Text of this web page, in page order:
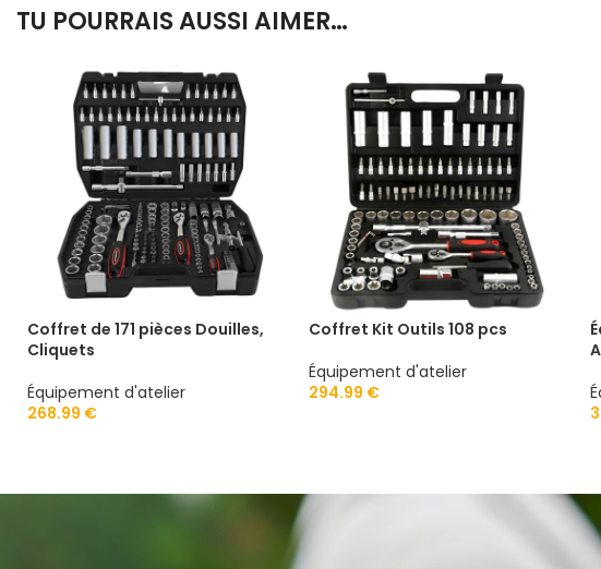
TU POURRAIS AUSSI AIMER…
Coffret de 171 pièces Douilles,
Cliquets
Équipement d'atelier
268.99 €
Coffret Kit Outils 108 pcs
Équipement d'atelier
294.99 €